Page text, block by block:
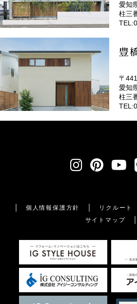
愛知
柱三
豊
〒
愛知
柱三
個人情報保護方針 リクルート
サイトマップ